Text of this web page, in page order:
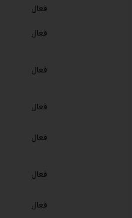
فعال
فعال
فعال
فعال
فعال
فعال
فعال